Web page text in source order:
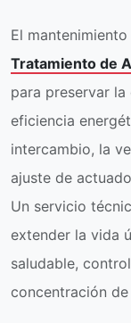
El
Tratamiento de
para preservar
eficiencia
intercambio, la
ajuste de
Un servicio
extender la vida
saludable,
concentración